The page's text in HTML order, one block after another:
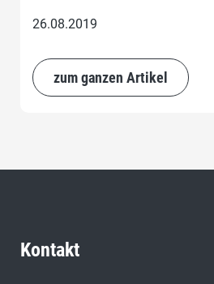
26.08.2019
zum ganzen Artikel
Kontakt